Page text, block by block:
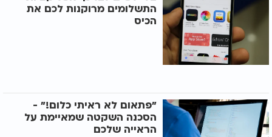
התשלומים מרוקנות לכם את
הכיס
"פתאום לא ראיתי כלום!" -
הסכנה השקטה שמאיימת על
הראייה שלכם